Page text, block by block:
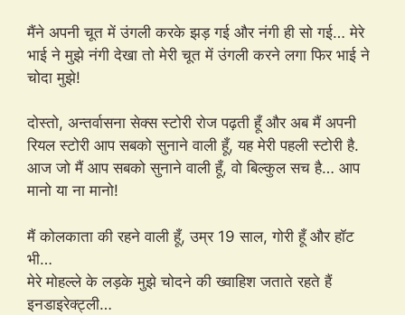
मैंने अपनी चूत में उंगली करके झड़ गई और नंगी ही सो गई… मेरे
भाई ने मुझे नंगी देखा तो मेरी चूत में उंगली करने लगा फिर भाई ने
चोदा मुझे!
दोस्तो, अन्तर्वासना सेक्स स्टोरी रोज पढ़ती हूँ और अब मैं अपनी
रियल स्टोरी आप सबको सुनाने वाली हूँ, यह मेरी पहली स्टोरी है.
आज जो मैं आप सबको सुनाने वाली हूँ, वो बिल्कुल सच है… आप
मानो या ना मानो!
मैं कोलकाता की रहने वाली हूँ, उम्र 19 साल, गोरी हूँ और हॉट
भी…
मेरे मोहल्ले के लड़के मुझे चोदने की ख्वाहिश जताते रहते हैं
इनडाइरेक्ट्ली…